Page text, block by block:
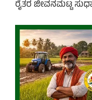
ರೈತರ ಜೀವನಮಟ್ಟ